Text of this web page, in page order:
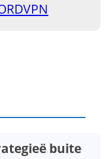
buite